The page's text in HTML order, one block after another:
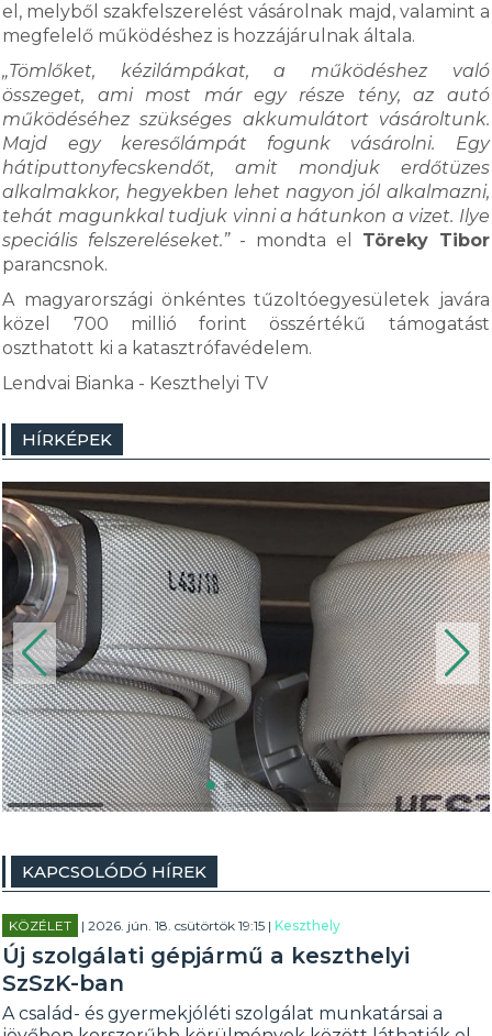
el, melyből szakfelszerelést vásárolnak majd, valamint a
megfelelő működéshez is hozzájárulnak általa.
„Tömlőket, kézilámpákat, a működéshez való
összeget, ami most már egy része tény, az autó
működéséhez szükséges akkumulátort vásároltunk.
Majd egy keresőlámpát fogunk vásárolni. Egy
hátiputtonyfecskendőt, amit mondjuk erdőtüzes
alkalmakkor, hegyekben lehet nagyon jól alkalmazni,
tehát magunkkal tudjuk vinni a hátunkon a vizet. Ilye
speciális felszereléseket.”- mondta el Töreky Tibor
parancsnok.
A magyarországi önkéntes tűzoltóegyesületek javára
közel 700 millió forint összértékű támogatást
oszthatott ki a katasztrófavédelem.
Lendvai Bianka - Keszthelyi TV
HÍRKÉPEK
KAPCSOLÓDÓ HÍREK
KÖZÉLET | 2026. jún. 18. csütörtök 19:15 |Keszthely
Új szolgálati gépjármű a keszthelyi
SzSzK-ban
A család- és gyermekjóléti szolgálat munkatársai a